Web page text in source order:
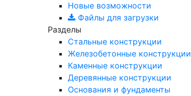
Новые возможности
Файлы для загрузки
Разделы
Стальные конструкции
Железобетонные конструкции
Каменные конструкции
Деревянные конструкции
Основания и фундаменты